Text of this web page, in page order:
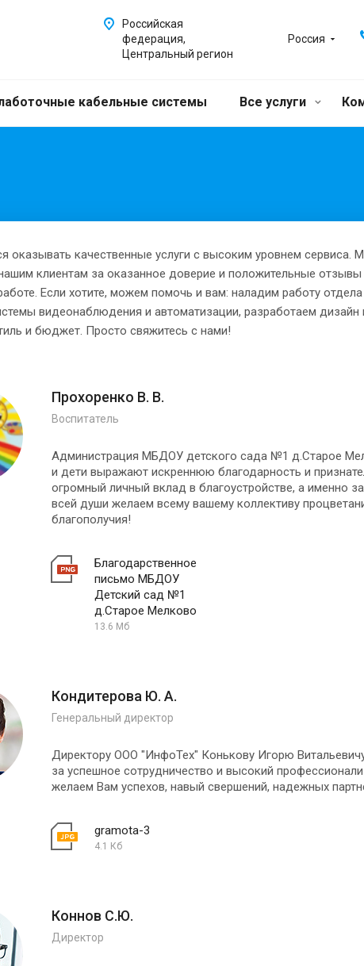
Россия
Российская
федерация,
Центральный регион
кабельные системы Все услуги
оказывать качественные услуги с высоким уровнем сервиса.
клиентам за оказанное доверие и положительные отзывы
Если хотите, можем помочь и вам: наладим работу
видеонаблюдения и автоматизации, разработаем дизайн
и бюджет. Просто свяжитесь с нами!
Прохоренко В. В.
Воспитатель
Администрация МБДОУ детского сада №1 д.Старое
и дети выражают искреннюю благодарность и
огромный личный вклад в благоустройстве, а именно
всей души желаем всему вашему коллективу
благополучия!
Благодарственное
письмо МБДОУ
Детский сад №1
д.Старое Мелково
13.6 Мб
Кондитерова Ю. А.
Генеральный директор
Директору ООО "ИнфоТех" Конькову Игорю
за успешное сотрудничество и высокий
желаем Вам успехов, навый свершений, надежных
gramota-3
4.1 Кб
Коннов С.Ю.
Директор